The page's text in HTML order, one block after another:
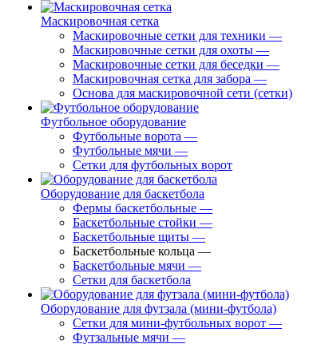
Маскировочная сетка
Маскировочные сетки для техники —
Маскировочные сетки для охоты —
Маскировочные сетки для беседки —
Маскировочная сетка для забора —
Основа для маскировочной сети (сетки)
Футбольное оборудование
Футбольные ворота —
Футбольные мячи —
Сетки для футбольных ворот
Оборудование для баскетбола
Фермы баскетбольные —
Баскетбольные стойки —
Баскетбольные щиты —
Баскетбольные кольца —
Баскетбольные мячи —
Сетки для баскетбола
Оборудование для футзала (мини-футбола)
Сетки для мини-футбольных ворот —
Футзальные мячи —